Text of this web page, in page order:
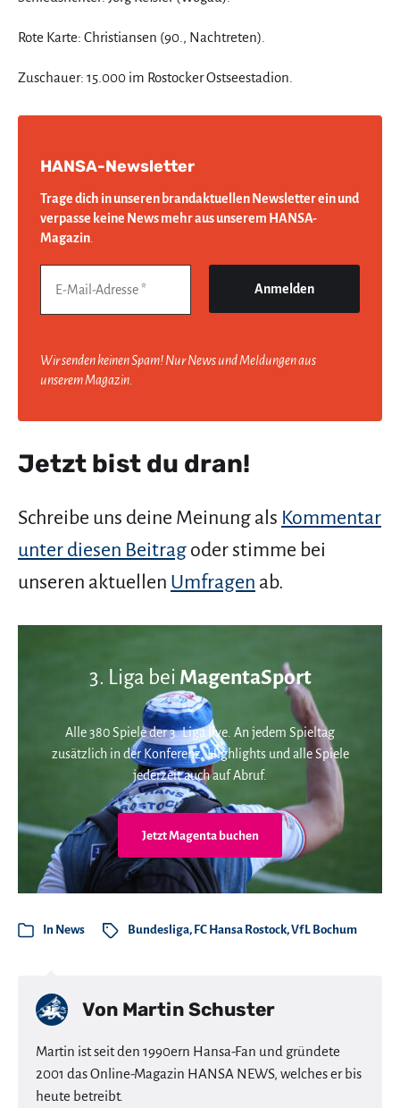
Rote Karte: Christiansen (90., Nachtreten).
Zuschauer: 15.000 im Rostocker Ostseestadion.
HANSA-Newsletter
Trage dich in unseren brandaktuellen Newsletter ein und
verpasse keine News mehr aus unserem HANSA-
Magazin.
Wir senden keinen Spam! Nur News und Meldungen aus
unserem Magazin.
Jetzt bist du dran!
Schreibe uns deine Meinung als Kommentar
unter diesen Beitrag oder stimme bei
unseren aktuellen Umfragen ab.
3. Liga bei MagentaSport
Alle 380 Spiele der 3. Liga live. An jedem Spieltag
zusätzlich in der Konferenz. Highlights und alle Spiele
jederzeit auch auf Abruf.
Jetzt Magenta buchen
In News Bundesliga, FC Hansa Rostock,VfL Bochum
Von Martin Schuster
Martin ist seit den 1990ern Hansa-Fan und gründete
2001 das Online-Magazin HANSA NEWS, welches er bis
heute betreibt.